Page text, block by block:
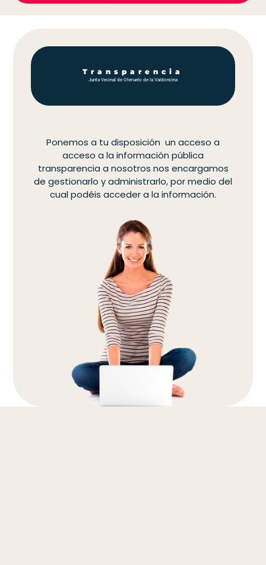
Transparencia
Junta Vecinal de Oteruelo de la Valdoncina
Ponemos a tu disposición un acceso a
acceso a la información pública
transparencia a nosotros nos encargamos
de gestionarlo y administrarlo, por medio del
cual podéis acceder a la información.